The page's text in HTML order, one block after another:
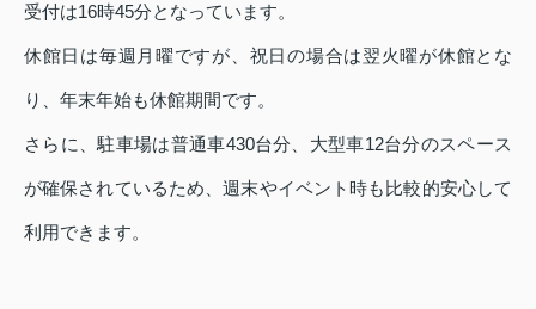
受付は16時45分となっています。
休館日は毎週月曜ですが、祝日の場合は翌火曜が休館とな
り、年末年始も休館期間です。
さらに、駐車場は普通車430台分、大型車12台分のスペース
が確保されているため、週末やイベント時も比較的安心して
利用できます。